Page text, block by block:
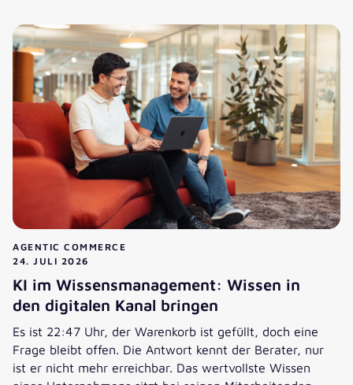
AGENTIC COMMERCE
24. JULI 2026
KI im Wissensmanagement: Wissen in
den digitalen Kanal bringen
Es ist 22:47 Uhr, der Warenkorb ist gefüllt, doch eine
Frage bleibt offen. Die Antwort kennt der Berater, nur
ist er nicht mehr erreichbar. Das wertvollste Wissen